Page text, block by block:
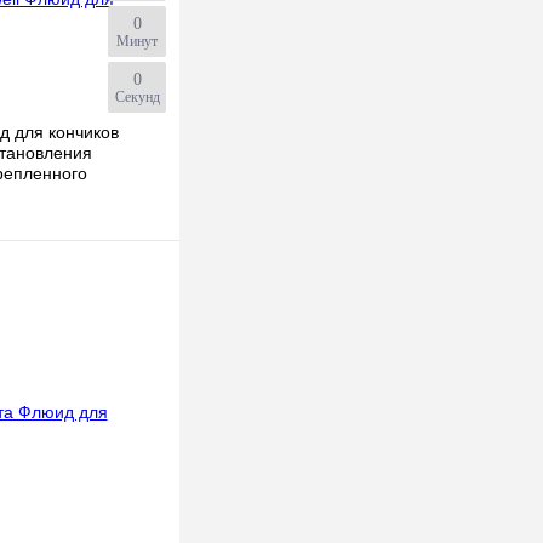
0
Минут
0
Секунд
для кончиков
поврежденных
/51